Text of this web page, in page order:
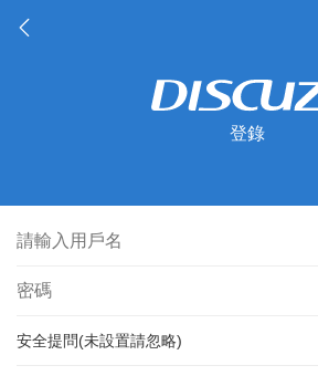
登錄
安全提問(未設置請忽略)